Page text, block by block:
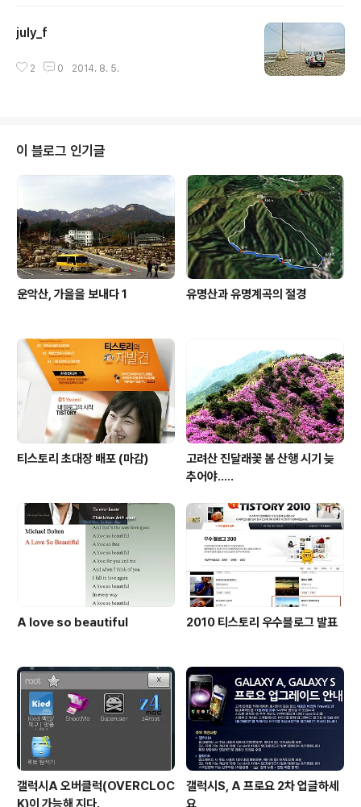
july_f
2 0 2014. 8. 5.
이 블로그 인기글
운악산, 가을을 보내다 1 유명산과 유명계곡의 절경
티스토리 초대장 배포 (마감)
고려산 진달래꽃 봄 산행 시기 늦
추어야.....
A love so beautiful 2010 티스토리 우수블로그 발표
갤럭시A 오버클럭(OVERCLOC
K)이 가능해 지다.
갤럭시S, A 프로요 2차 업글하세
요